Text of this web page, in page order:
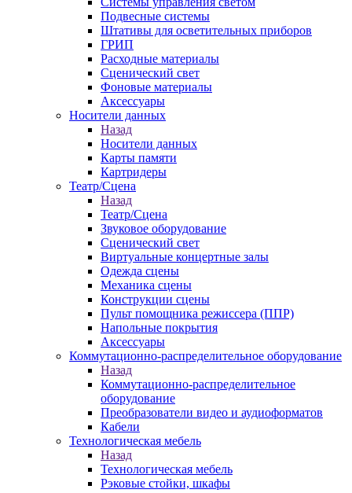
Подвесные системы
Штативы для осветительных приборов
ГРИП
Расходные материалы
Сценический свет
Фоновые материалы
Аксессуары
Носители данных
Назад
Носители данных
Карты памяти
Картридеры
Театр/Сцена
Назад
Театр/Сцена
Звуковое оборудование
Сценический свет
Виртуальные концертные залы
Одежда сцены
Механика сцены
Конструкции сцены
Пульт помощника режиссера (ППР)
Напольные покрытия
Аксессуары
Коммутационно-распределительное оборудование
Назад
Коммутационно-распределительное
оборудование
Преобразователи видео и аудиоформатов
Кабели
Технологическая мебель
Назад
Технологическая мебель
Рэковые стойки, шкафы